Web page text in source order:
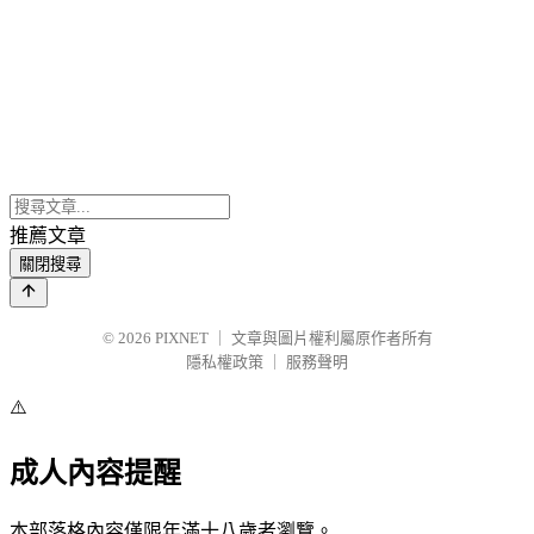
推薦文章
關閉搜尋
© 2026 PIXNET
文章與圖片權利屬原作者所有
隱私權政策
服務聲明
⚠️
成人內容提醒